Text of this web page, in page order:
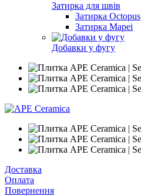
Затирка для швів
Затирка Octopus
Затирка Mapei
Добавки у фугу
Доставка
Оплата
Повернення